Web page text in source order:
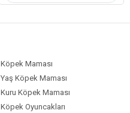
Köpek Maması
Yaş Köpek Maması
Kuru Köpek Maması
Köpek Oyuncakları